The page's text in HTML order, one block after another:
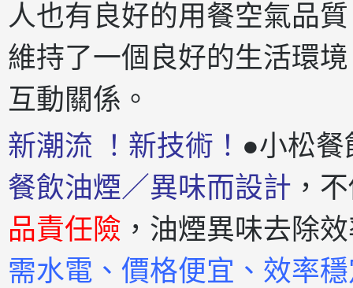
人也有良好的用餐空氣品
維持了一個良好的生活環
互動關係。
新潮流 ！新技術！ ●小松餐
餐飲油煙／異味而設計 ，
品責任險 ，油煙異味去除
需水電、價格便宜、效率